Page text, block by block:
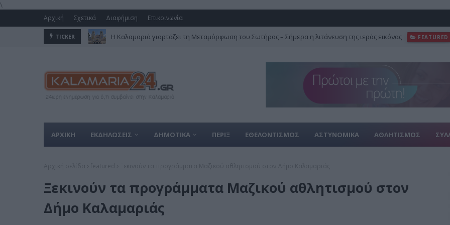
\
Αρχική Σχετικά Διαφήμιση Επικοινωνία
TICKER Η Καλαμαριά γιορτάζει τη Μεταμόρφωση του Σωτήρος – Σήμερα η λιτάνευση της ιεράς εικόνας FEATURED
ΑΡΧΙΚΗ ΕΚΔΗΛΩΣΕΙΣ ΔΗΜΟΤΙΚΑ ΠΕΡΙΞ ΕΘΕΛΟΝΤΙΣΜΟΣ ΑΣΤΥΝΟΜΙΚΑ ΑΘΛΗΤΙΣΜΟΣ
Ξεκινούν τα προγράμματα Μαζικού αθλητισμού στον
Δήμο Καλαμαριάς